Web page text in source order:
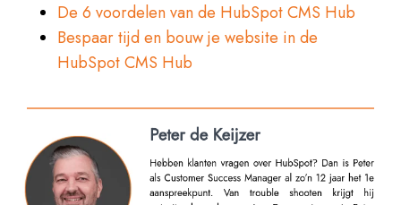
De 6 voordelen van de HubSpot CMS Hub
Bespaar tijd en bouw je website in de
HubSpot CMS Hub